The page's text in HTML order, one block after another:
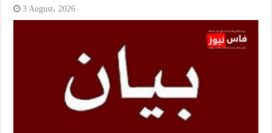
3 August، 2026